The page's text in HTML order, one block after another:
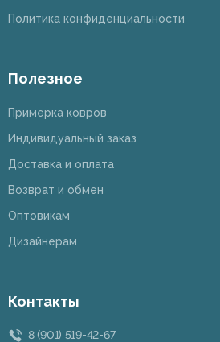
Политика конфиденциальности
Полезное
Примерка ковров
Индивидуальный заказ
Доставка и оплата
Возврат и обмен
Оптовикам
Дизайнерам
Контакты
8 (901) 519-42-67